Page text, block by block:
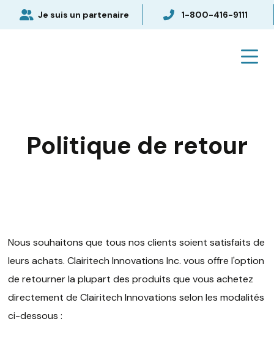
Je suis un partenaire 1-800-416-9111
Politique de retour
Nous souhaitons que tous nos clients soient satisfaits de
leurs achats. Clairitech Innovations Inc. vous offre l'option
de retourner la plupart des produits que vous achetez
directement de Clairitech Innovations selon les modalités
ci-dessous :